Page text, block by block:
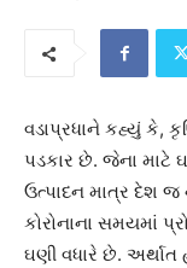
વડાપ્રધાને કહ્યું કે,
પડકાર છે. જેના માટે
ઉત્પાદન માત્ર દેશ જ
કોરોનાના સમયમાં
ઘણી વધારે છે.